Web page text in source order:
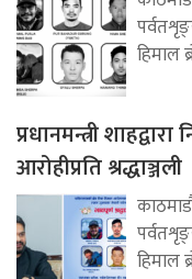
हिमाल
प्रधानमन्त्री
आरोहीप्रति श्रद्धाञ्जली
हिमाल